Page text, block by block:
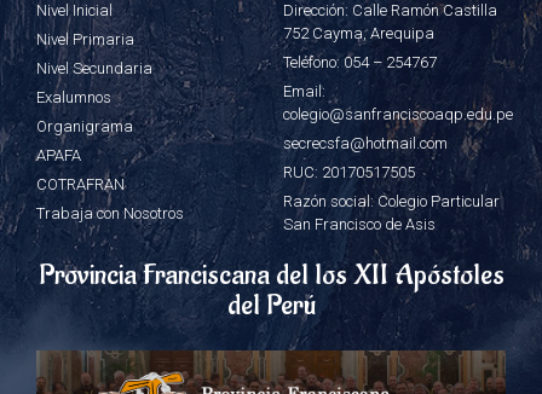
Nivel Inicial
Nivel Primaria
Nivel Secundaria
Exalumnos
Organigrama
APAFA
COTRAFRAN
Trabaja con Nosotros
Dirección: Calle Ramón Castilla
752 Cayma, Arequipa
Teléfono: 054 – 254767
Email:
colegio@sanfranciscoaqp.edu.pe
secrecsfa@hotmail.com
RUC: 20170517505
Razón social: Colegio Particular
San Francisco de Asis
Provincia Franciscana del los XII Apóstoles
del Perú